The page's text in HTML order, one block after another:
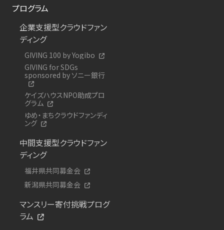
プログラム
企業支援型クラウドファン
ディング
GIVING 100 by Yogibo
GIVING for SDGs
sponsored by ソニー銀行
ケイズハウスNPO助成プロ
グラム
ゆめ・まちクラウドファンディ
ング
中間支援型クラウドファン
ディング
福井県共同募金会
新潟県共同募金会
マンスリー寄付挑戦プログ
ラム